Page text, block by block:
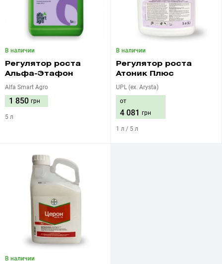
В наличии
Регулятор роста
Альфа-Этафон
Alfa Smart Agro
1 850 грн
5 л
В наличии
Регулятор роста
Атоник Плюс
UPL (ex. Arysta)
от
4 081 грн
1 л / 5 л
В наличии